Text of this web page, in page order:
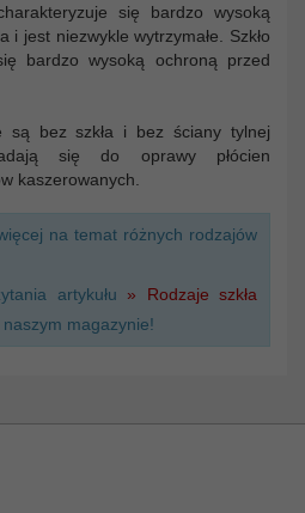
się bardzo wysoką
i jest niezwykle wytrzymałe. Szkło
bardzo wysoką ochroną przed
są bez szkła i bez ściany tylnej
się do oprawy płócien
kaszerowanych.
na temat różnych rodzajów
artykułu » Rodzaje szkła
naszym magazynie!